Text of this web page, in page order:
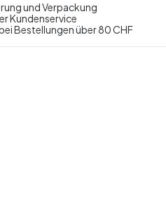
und Verpackung
Kundenservice
Bestellungen über 80 CHF